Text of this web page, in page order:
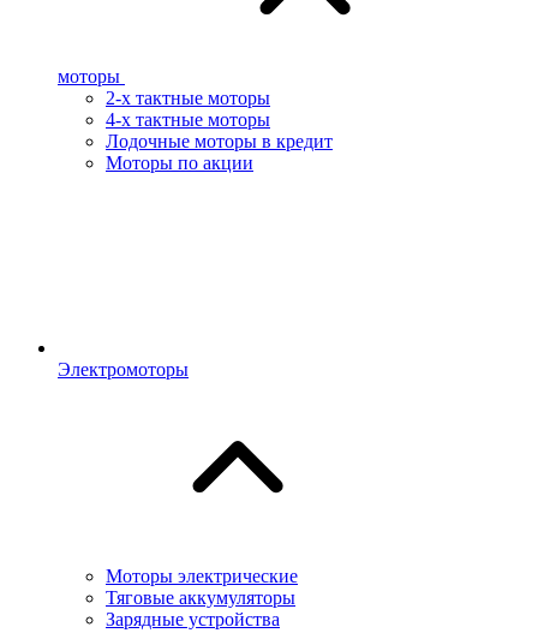
моторы
2-х тактные моторы
4-х тактные моторы
Лодочные моторы в кредит
Моторы по акции
Электромоторы
Моторы электрические
Тяговые аккумуляторы
Зарядные устройства